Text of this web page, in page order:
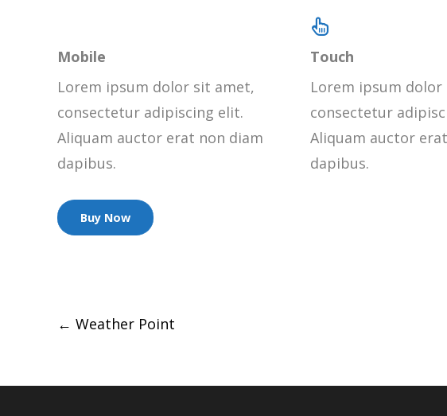
Mobile
Lorem ipsum dolor sit amet,
consectetur adipiscing elit.
Aliquam auctor erat non diam
dapibus.
Touch
Lorem ipsum
consectetur
Aliquam auctor
dapibus.
Buy Now
Post
navigation
← Weather Point